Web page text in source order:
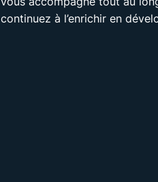
continuez à l’enrichir en